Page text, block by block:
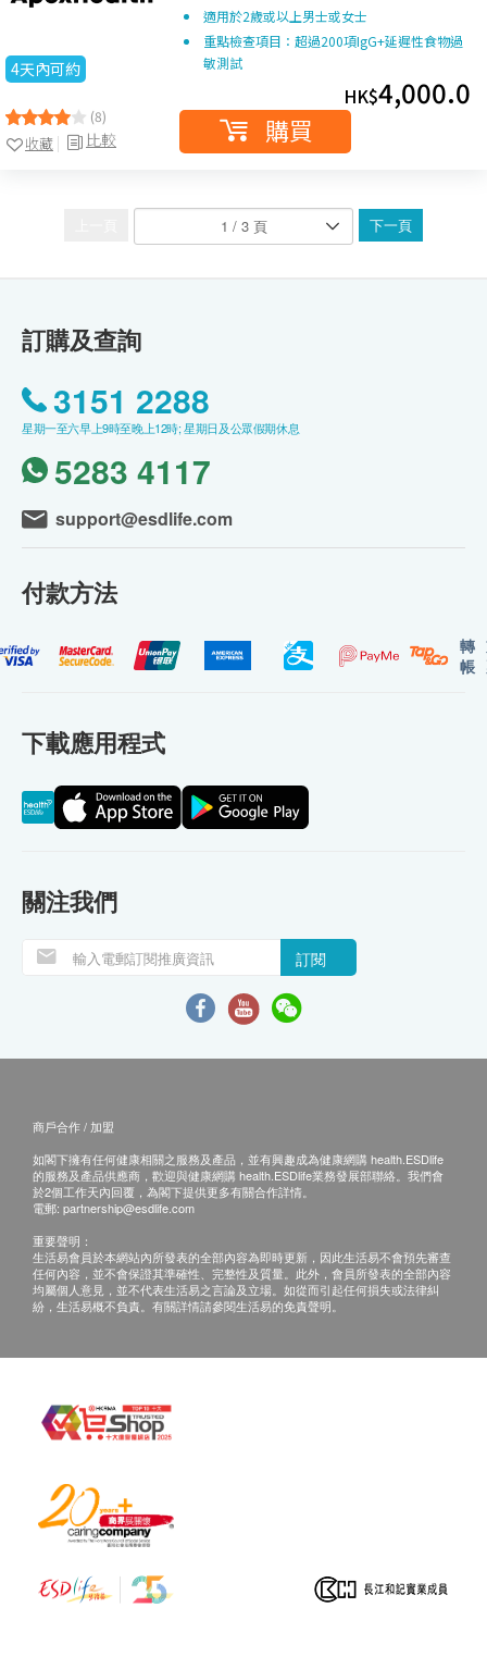
4天內可約
(8)
比較
收藏
適用於2歲或以上男士或女士
重點檢查項目：超過200項IgG+延遲性食物過
敏測試
HK$4,000.0
購買
下一頁
訂購及查詢
3151 2288
星期一至六早上9時至晚上12時; 星期日及公眾假期休息
5283 4117
support@esdlife.com
付款方法
轉
帳
下載應用程式
關注我們
訂閱
商戶合作 / 加盟
如閣下擁有任何健康相關之服務及產品，並有興趣成為健康網購 health.ESDlife
的服務及產品供應商，歡迎與健康網購 health.ESDlife業務發展部聯絡。我們會
於2個工作天內回覆，為閣下提供更多有關合作詳情。
電郵: partnership@esdlife.com
重要聲明：
生活易會員於本網站內所發表的全部內容為即時更新，因此生活易不會預先審查
任何內容，並不會保證其準確性、完整性及質量。此外，會員所發表的全部內容
均屬個人意見，並不代表生活易之言論及立場。如從而引起任何損失或法律糾
紛，生活易概不負責。有關詳情請參閱生活易的免責聲明。